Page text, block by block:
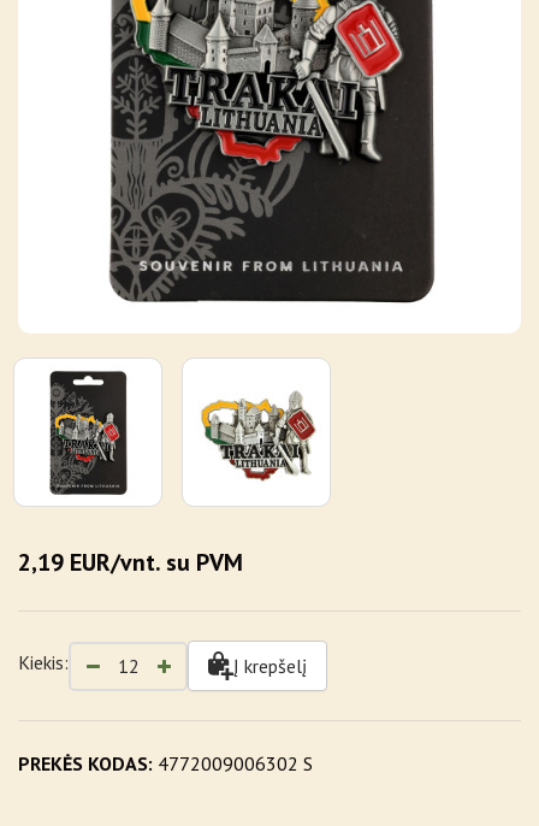
PREKĖS KODAS: 4772009006302 S
2,19 EUR/vnt. su PVM
Kiekis: Į krepšelį